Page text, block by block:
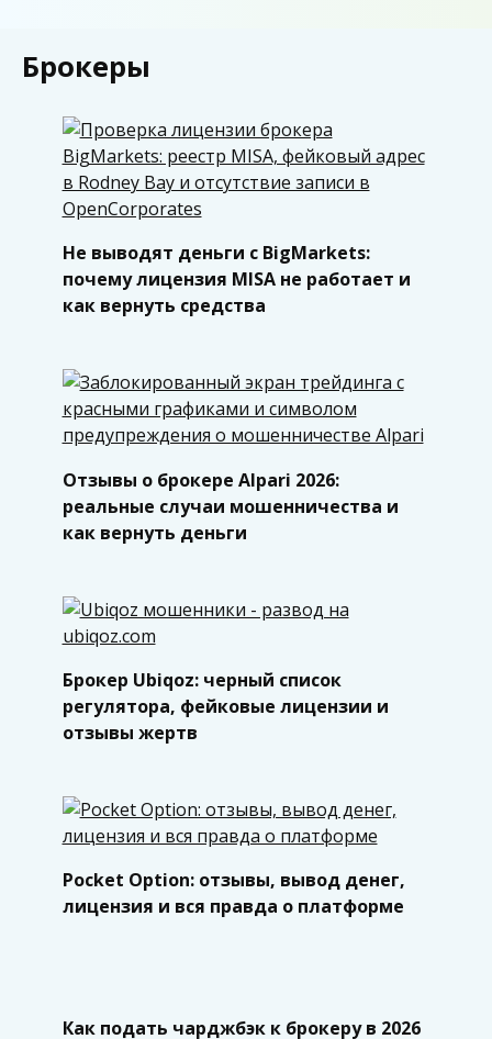
Брокеры
Не выводят деньги с BigMarkets:
почему лицензия MISA не работает и
как вернуть средства
Отзывы о брокере Alpari 2026:
реальные случаи мошенничества и
как вернуть деньги
Брокер Ubiqoz: черный список
регулятора, фейковые лицензии и
отзывы жертв
Pocket Option: отзывы, вывод денег,
лицензия и вся правда о платформе
Как подать чарджбэк к брокеру в 2026